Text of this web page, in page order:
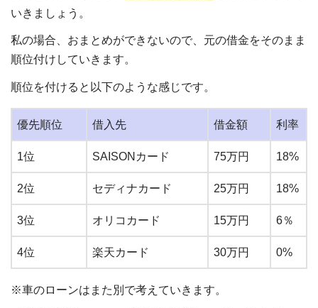
いきましょう。
私の場合、おまとめができないので、元の借金をそのまま
順位付けしていきます。
順位を付けると以下のような感じです。
優先順位 借入先 借金額 利率
1位 SAISONカード 75万円 18%
2位 セディナカード 25万円 18%
3位 オリコカード 15万円 6％
4位 楽天カード 30万円 0%
※車のローンはまた別で考えていきます。